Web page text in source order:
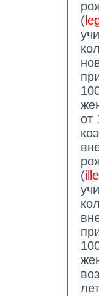
(
от
(